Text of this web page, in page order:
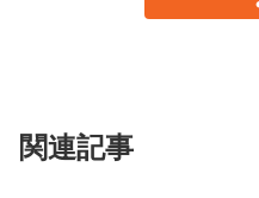
関連記事